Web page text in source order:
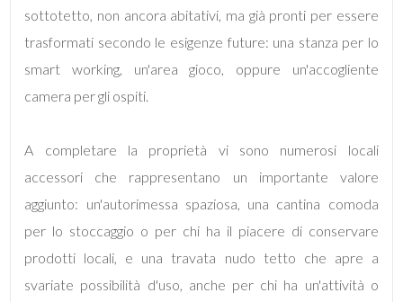
sottotetto, non ancora abitativi, ma già pronti per essere
trasformati secondo le esigenze future: una stanza per lo
smart working, un'area gioco, oppure un'accogliente
camera per gli ospiti.
A completare la proprietà vi sono numerosi locali
accessori che rappresentano un importante valore
aggiunto: un'autorimessa spaziosa, una cantina comoda
per lo stoccaggio o per chi ha il piacere di conservare
prodotti locali, e una travata nudo tetto che apre a
svariate possibilità d'uso, anche per chi ha un'attività o
3
Bagni
minimi